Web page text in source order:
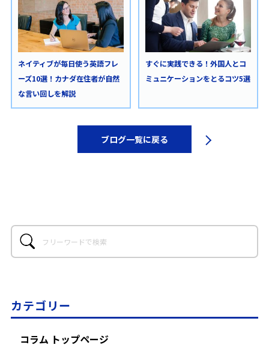
ネイティブが毎日使う英語フレ
ーズ10選！カナダ在住者が自然
な言い回しを解説
すぐに実践できる！外国人とコ
ミュニケーションをとるコツ5選
ブログ一覧に戻る
カテゴリー
コラム トップページ